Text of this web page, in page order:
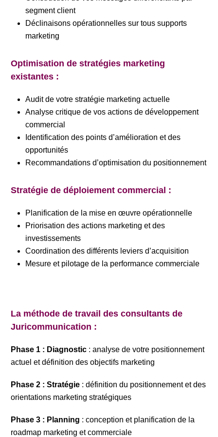
segment client
Déclinaisons opérationnelles sur tous supports
marketing
Optimisation de stratégies marketing
existantes :
Audit de votre stratégie marketing actuelle
Analyse critique de vos actions de développement
commercial
Identification des points d’amélioration et des
opportunités
Recommandations d’optimisation du positionnement
Stratégie de déploiement commercial :
Planification de la mise en œuvre opérationnelle
Priorisation des actions marketing et des
investissements
Coordination des différents leviers d’acquisition
Mesure et pilotage de la performance commerciale
La méthode de travail des consultants de
Juricommunication :
Phase 1 : Diagnostic : analyse de votre positionnement
actuel et définition des objectifs marketing
Phase 2 : Stratégie : définition du positionnement et des
orientations marketing stratégiques
Phase 3 : Planning : conception et planification de la
roadmap marketing et commerciale